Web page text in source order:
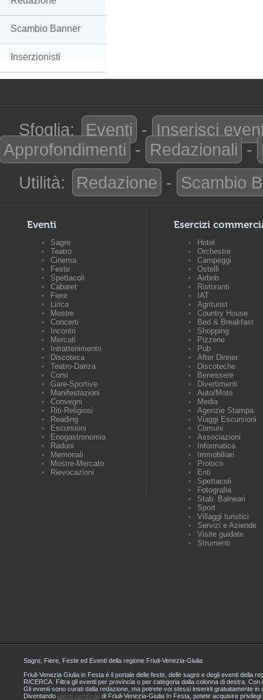
Scambio Banner
Inserzionisti
Sfoglia: Eventi - Inserisci
Approfondimenti - Redazionali -
Utilità:
Redazione - Scambio
Eventi
Sagre
Teatro
Cinema
Feste
Spettacoli
Cabaret
Fiere
Lirica
Mostre
Concerti
Incontri
Mercati
Intrattenimento
Discoteca
Teatro-Danza
Corsi
Gare-Sportive
Manifestazioni
Convegni
Riti-Religiosi
Reading
Escursioni
Enogastronomia
Raduni
Memoriali
Mostre-Mercato
Rievocazioni
Esercizi
Hotel
Orchestre
Campeggi
Ostelli
Airbnb
Ristoranti
IAT
Agriturist
Country House
Bed & Breakfast
Shopping
Pizzerie
Pub
After Dinner
Discoteche
Benessere
Divertimenti
Auto/Moto
Media
Agenzie Stampa
Viaggi Escursioni
Comuni
Associazioni
Informatica
Immobiliari
Proloco
Enti
Spettacoli
Fotografia
Stab. Balneari
Sport
Villaggi turistici
Servizi e Aziende
Visite guidate
Strumenti
Sagre, Fiere, Feste ed Eventi della regione Friuli-Venezia-Giulia.
Friuli-Venezia Giulia in Festa è il portale delle feste, delle sagre e degli eventi della
RICERCA: Filtra gli eventi per provincia o per categoria dalla colonna di destra.
Gli eventi sono curati dalla redazione, ma potrete voi stessi inserirli gratuitamente
Diventando utenti certificati di Friuli-Venezia-Giulia In Festa, potete acquisire